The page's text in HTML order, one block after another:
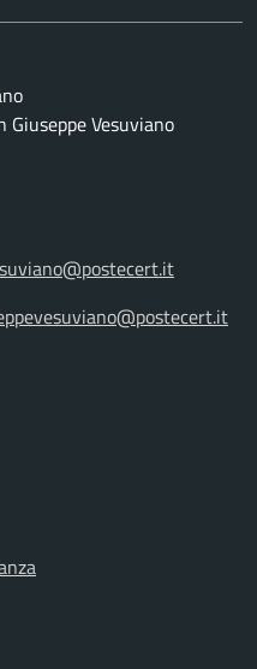
Giuseppe Vesuviano